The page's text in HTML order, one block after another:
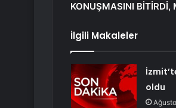
KONUŞMASINI BİTİRDİ,
İlgili Makaleler
oldu